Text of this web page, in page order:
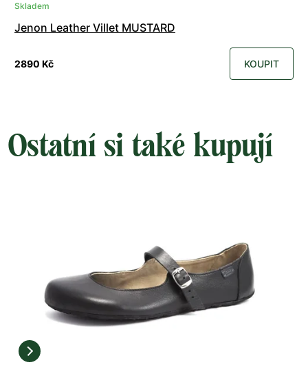
Skladem
Jenon Leather Villet MUSTARD
2890 Kč KOUPIT
Ostatní si také kupují